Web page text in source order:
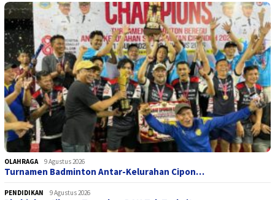
OLAHRAGA 9 Agustus 2026
Turnamen Badminton Antar-Kelurahan Cipon…
PENDIDIKAN 9 Agustus 2026